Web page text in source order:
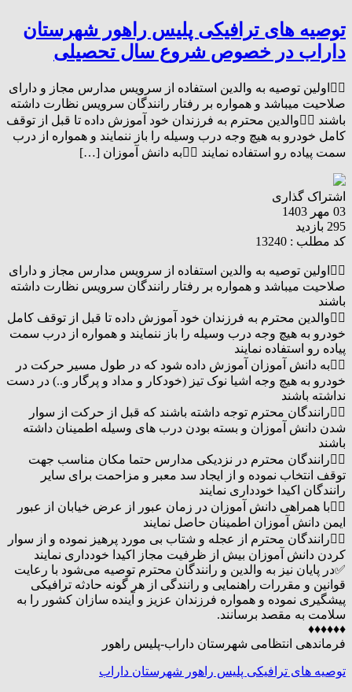
توصیه های ترافیکی پلیس راهور شهرستان
داراب در خصوص شروع سال تحصیلی
۱⃣اولین توصیه به والدین استفاده از سرویس مدارس مجاز و دارای
صلاحیت میباشد و همواره بر رفتار رانندگان سرویس نظارت داشته
باشند ۲⃣والدین محترم به فرزندان خود آموزش داده تا قبل از توقف
کامل خودرو به هیچ وجه درب وسیله را باز ننمایند و همواره از درب
سمت پیاده رو استفاده نمایند ۳⃣به دانش آموزان […]
اشتراک گذاری
03 مهر 1403
295 بازدید
کد مطلب : 13240
۱⃣اولین توصیه به والدین استفاده از سرویس مدارس مجاز و دارای
صلاحیت میباشد و همواره بر رفتار رانندگان سرویس نظارت داشته
باشند
۲⃣والدین محترم به فرزندان خود آموزش داده تا قبل از توقف کامل
خودرو به هیچ وجه درب وسیله را باز ننمایند و همواره از درب سمت
پیاده رو استفاده نمایند
۳⃣به دانش آموزان آموزش داده شود که در طول مسیر حرکت در
خودرو به هیچ وجه اشیا نوک تیز (خودکار و مداد و پرگار و..) در دست
نداشته باشند
۴⃣رانندگان محترم توجه داشته باشند که قبل از حرکت از سوار
شدن دانش آموزان و بسته بودن درب های وسیله اطمینان داشته
باشند
۵⃣رانندگان محترم در نزدیکی مدارس حتما مکان مناسب جهت
توقف انتخاب نموده و از ایجاد سد معبر و مزاحمت برای سایر
رانندگان اکیدا خودداری نمایند
۶⃣با همراهی دانش آموزان در زمان عبور از عرض خیابان از عبور
ایمن دانش آموزان اطمینان حاصل نمایند
۷⃣رانندگان محترم از عجله و شتاب بی مورد پرهیز نموده و از سوار
کردن دانش آموزان بیش از ظرفیت مجاز اکیدا خودداری نمایند
✅در پایان نیز به والدین و رانندگان محترم توصیه می‌شود با رعایت
قوانین و مقررات راهنمایی و رانندگی از هر گونه حادثه ترافیکی
پیشگیری نموده و همواره فرزندان عزیز و آینده سازان کشور را به
سلامت به مقصد برسانند.
♦️♦️♦️♦️♦️♦️
فرماندهی انتظامی شهرستان داراب-پلیس راهور
توصیه های ترافیکی پلیس راهور شهرستان داراب